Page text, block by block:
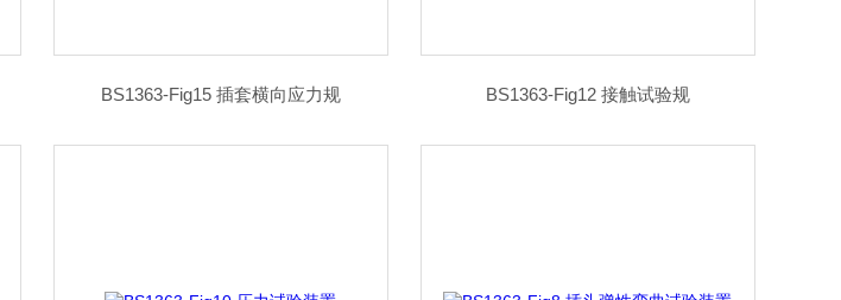
BS1363-Fig15 插套横向应力规 BS1363-Fig12 接触试验规